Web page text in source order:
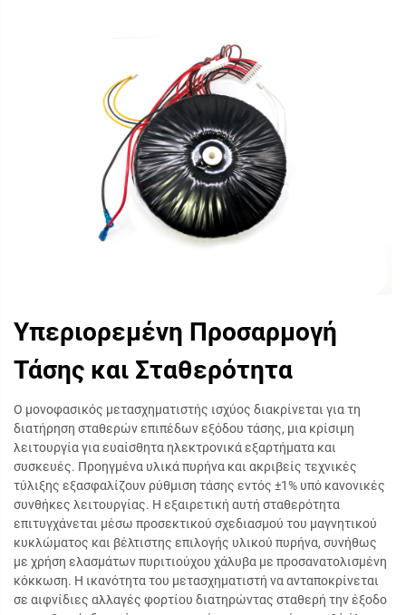
Υπεριορεμένη Προσαρμογή
Τάσης και Σταθερότητα
Ο μονοφασικός μετασχηματιστής ισχύος διακρίνεται για τη
διατήρηση σταθερών επιπέδων εξόδου τάσης, μια κρίσιμη
λειτουργία για ευαίσθητα ηλεκτρονικά εξαρτήματα και
συσκευές. Προηγμένα υλικά πυρήνα και ακριβείς τεχνικές
τύλιξης εξασφαλίζουν ρύθμιση τάσης εντός ±1% υπό κανονικές
συνθήκες λειτουργίας. Η εξαιρετική αυτή σταθερότητα
επιτυγχάνεται μέσω προσεκτικού σχεδιασμού του μαγνητικού
κυκλώματος και βέλτιστης επιλογής υλικού πυρήνα, συνήθως
με χρήση ελασμάτων πυριτιούχου χάλυβα με προσανατολισμένη
κόκκωση. Η ικανότητα του μετασχηματιστή να ανταποκρίνεται
σε αιφνίδιες αλλαγές φορτίου διατηρώντας σταθερή την έξοδο